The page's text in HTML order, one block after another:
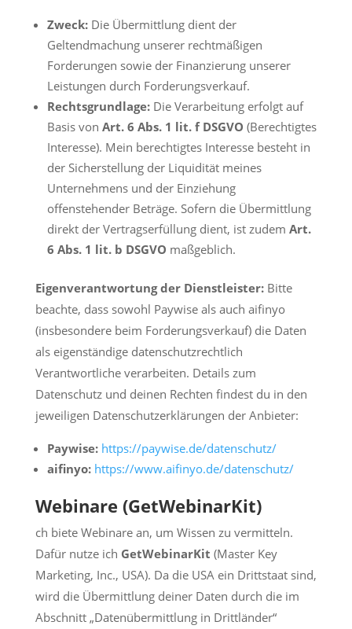
Zweck:Die Übermittlung dient der
Geltendmachung unserer rechtmäßigen
Forderungen sowie der Finanzierung unserer
Leistungen durch Forderungsverkauf.
Rechtsgrundlage:Die Verarbeitung erfolgt auf
Basis von Art. 6 Abs. 1 lit. f DSGVO (Berechtigtes
Interesse). Mein berechtigtes Interesse besteht in
der Sicherstellung der Liquidität meines
Unternehmens und der Einziehung
offenstehender Beträge. Sofern die Übermittlung
direkt der Vertragserfüllung dient, ist zudem Art.
6 Abs. 1 lit. b DSGVO maßgeblich.
Eigenverantwortung der Dienstleister:Bitte
beachte, dass sowohl Paywise als auch aifinyo
(insbesondere beim Forderungsverkauf) die Daten
als eigenständige datenschutzrechtlich
Verantwortliche verarbeiten. Details zum
Datenschutz und deinen Rechten findest du in den
jeweiligen Datenschutzerklärungen der Anbieter:
Paywise: https://paywise.de/datenschutz/
aifinyo: https://www.aifinyo.de/datenschutz/
Webinare (GetWebinarKit)
ch biete Webinare an, um Wissen zu vermitteln.
Dafür nutze ich GetWebinarKit (Master Key
Marketing, Inc., USA). Da die USA ein Drittstaat sind,
wird die Übermittlung deiner Daten durch die im
Abschnitt „Datenübermittlung in Drittländer“